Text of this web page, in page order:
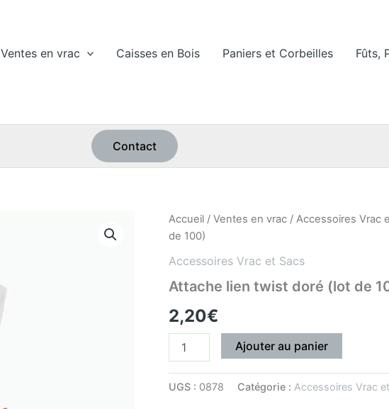
Ventes en vrac Caisses en Bois Paniers et Corbeilles
Fûts,
Contact
Accueil / Ventes en vrac / Accessoires Vrac
de 100)
Accessoires Vrac et Sacs
Attache lien twist doré (lot de
2,20€
quantité
de
Attache
lien
doré
de
Ajouter au panier
UGS : 0878 Catégorie : Accessoires Vrac